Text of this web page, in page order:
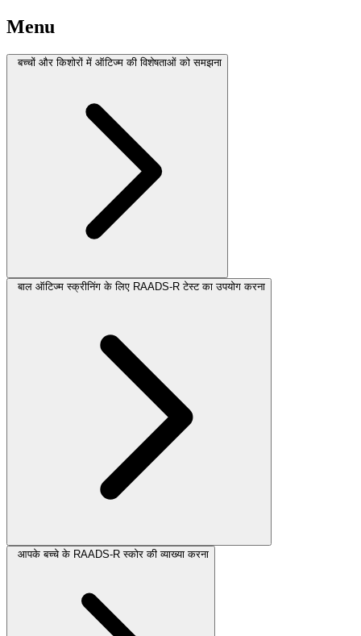
Menu
बच्चों और किशोरों में ऑटिज्म की विशेषताओं को समझना
बाल ऑटिज्म स्क्रीनिंग के लिए RAADS-R टेस्ट का उपयोग करना
आपके बच्चे के RAADS-R स्कोर की व्याख्या करना